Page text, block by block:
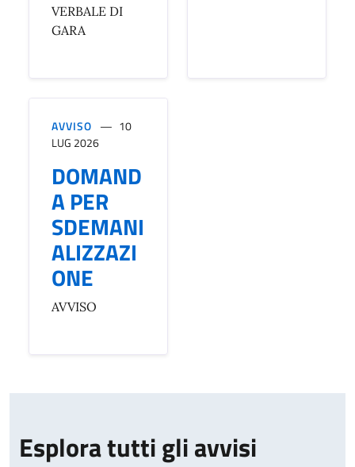
VERBALE DI
GARA
AVVISO
10
LUG 2026
DOMAND
A PER
SDEMANI
ALIZZAZI
ONE
AVVISO
Esplora tutti gli avvisi